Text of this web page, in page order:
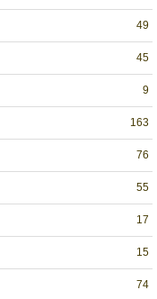
49
45
9
163
76
55
17
15
74